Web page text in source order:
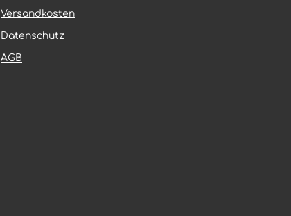
Versandkosten
Datenschutz
AGB